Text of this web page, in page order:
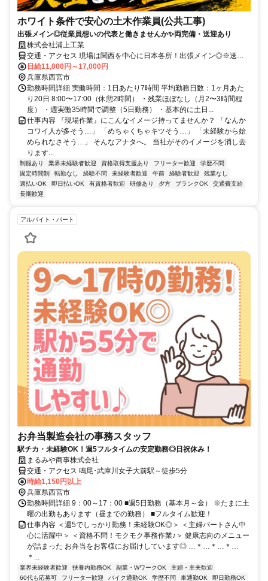
ホワイト条件で安心の土木作業員(公共工事)
出張メイン◎従業員想いの代表と働きませんか✨両完備・送迎あり
株式会社浦上工業
交通・アクセス 現場は関西を中心に日本各所！出張メイン◎※送迎
あり✨面接地は希望にできるだけ応じます！
日給11,000円～17,000円
兵庫県西宮市
勤務時間詳細 実働時間：1日あたり7時間 平均勤務日数：1ヶ月あた
り20日 8:00〜17:00（休憩2時間） ・残業ほぼなし（⽉2〜3時間程
度） ・週実働35時間で調整（5日勤務） ・基本的に土日...
仕事内容 『現場作業』にこんなイメージ持ってませんか？ 「なんか
コワイ人が多そう…」 「めちゃくちゃキツそう…」 「未経験から始
められなさそう…」 そんなアナタへ。 当社がそのイメージを消し去
ります...
制服あり 業界未経験者歓迎 資格取得支援あり フリーター歓迎
学歴不問
固定時間制
転勤なし 経験不問 未経験者歓迎 午前 経験者歓迎
残業なし
週払いOK
即日払いOK 有資格者歓迎 研修あり 夕方 ブランクOK
交通費支給
長期歓迎
アルバイト・パート
お弁当製造会社の事務スタッフ
駅チカ・未経験OK！週5フルタイムの安定勤務◎日祝休み！
まるみや商事株式会社
交通・アクセス 鳴尾･武庫川女子大前駅～徒歩5分
時給1,150円以上
兵庫県西宮市
勤務時間詳細 9：00～17：00 ■週5日勤務（基本月～金） ※たまに土
曜の出勤もあります（昼までの勤務） ■フルタイム歓迎！
仕事内容 ＜週5でしっかり勤務！未経験OK◎＞ ＜主婦パートさん中
心に活躍中＞ ＜資格不問！モクモク事務作業♪＞ 健康志向のメニュー
が詰まった お弁当をお客様にお届けしています◎ …＊…＊…＊…
＊...
業界未経験者歓迎 扶養内勤務OK 副業・WワークOK
主婦・主夫歓迎
60代も応募可
フリーター歓迎 バイク通勤OK 学歴不問 車通勤OK
即日勤務OK